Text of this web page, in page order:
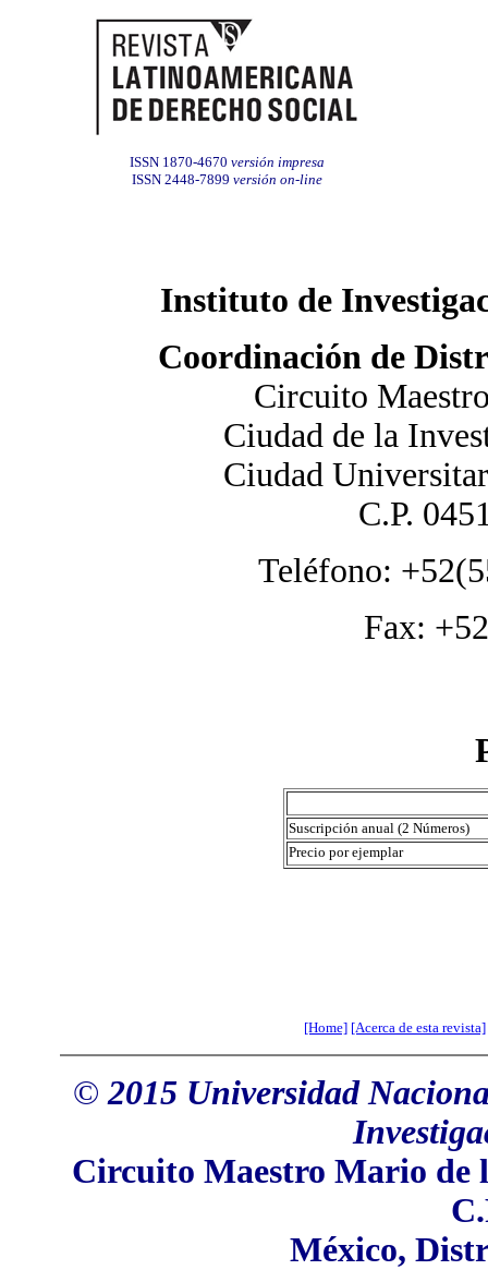
ISSN 1870-4670 versión impresa
ISSN 2448-7899 versión on-line
Instituto de
Coordinación de
Circuito
Ciudad de la
Ciudad
C.P.
Teléfono:
Fax:
Suscripción anual (2 Números)
Precio por ejemplar
[Home] [Acerca de esta revista]
© 2015 Universidad
Circuito Maestro Mario de
México,